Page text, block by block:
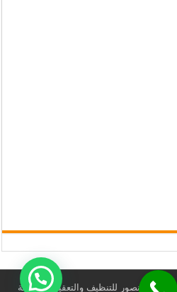
المنصور للتنظيف والتعقيم ومكافحة